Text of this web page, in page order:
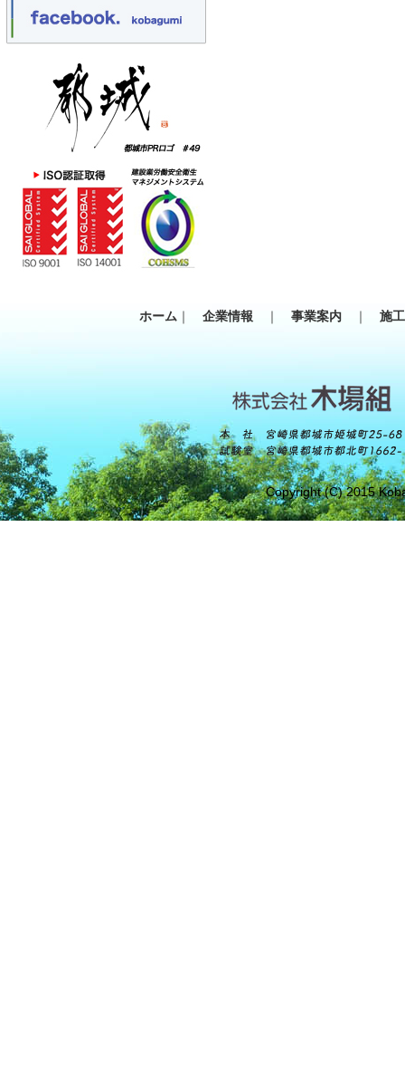
ホーム ｜ 企業情報 ｜ 事業案内 ｜ 施
Copyright (C) 2015